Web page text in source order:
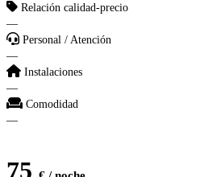
Relación calidad-precio
—
Personal / Atención
—
Instalaciones
—
Comodidad
—
75